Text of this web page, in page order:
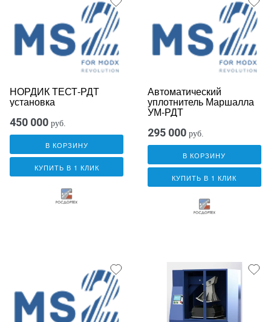
НОРДИК ТЕСТ-РДТ
установка
450 000 руб.
В КОРЗИНУ
КУПИТЬ В 1 КЛИК
Автоматический
уплотнитель Маршалла
УМ-РДТ
295 000 руб.
В КОРЗИНУ
КУПИТЬ В 1 КЛИК